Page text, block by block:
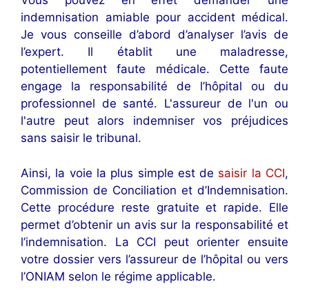
indemnisation amiable pour accident médical.
Je vous conseille d’abord d’analyser l’avis de
l’expert. Il établit une maladresse,
potentiellement faute médicale. Cette faute
engage la responsabilité de l’hôpital ou du
professionnel de santé. L'assureur de l'un ou
l'autre peut alors indemniser vos préjudices
sans saisir le tribunal.
Ainsi, la voie la plus simple est de saisir la CCI,
Commission de Conciliation et d’Indemnisation.
Cette procédure reste gratuite et rapide. Elle
permet d’obtenir un avis sur la responsabilité et
l’indemnisation. La CCI peut orienter ensuite
votre dossier vers l’assureur de l’hôpital ou vers
l’ONIAM selon le régime applicable.